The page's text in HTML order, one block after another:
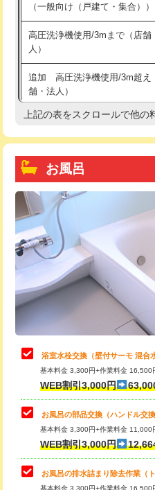
（一般向け（戸建て・集合））
高圧洗浄機使用/3mまで（店舗
人）
追加 高圧洗浄機使用/3m超え
舗・法人）
高度高圧洗浄換
トーラー機使用/3mまで
追加トーラー機使用/3m超え
カメラ調査
桝清掃
止水・漏水調査・防水処理・清
理・調整・分解・加工など（
止水・漏水調査・防水処理・清
理・調整・分解・加工など（中
止水・漏水調査・防水処理・
理・調整・分解・加工など（
トイレタンク脱着
トイレ便器脱着
タンクレストイレ脱着
上記の表をスクロールで他の
お風呂
浴室水栓交換（壁付サーモ 混合
基本料金 3,300円+作業料金
WEB割引3,000円
お風呂の部品交換（ハンドル交換
基本料金 3,300円+作業料金
WEB割引3,000円
お風呂の排水詰まり除去作業（
基本料金 3,300円+作業料金 16,500